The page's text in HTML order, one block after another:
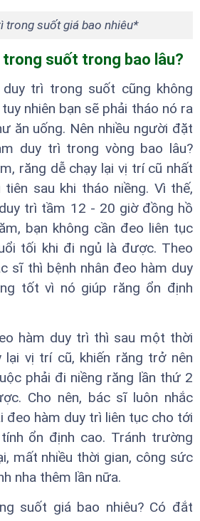
trong suốt giá bao nhiêu*
suốt trong bao lâu?
trì trong suốt cũng không
nhiên bạn sẽ phải tháo nó ra
ăn uống. Nên nhiều người đặt
duy trì trong vòng bao lâu?
răng dễ chạy lại vị trí cũ nhất
sau khi tháo niềng. Vì thế,
trì tầm 12 - 20 giờ đồng hồ
bạn không cần đeo liên tục
tối khi đi ngủ là được. Theo
sĩ thì bệnh nhân đeo hàm duy
tốt vì nó giúp răng ổn định
hàm duy trì thì sau một thời
lại vị trí cũ, khiến răng trở nên
phải đi niềng răng lần thứ 2
Cho nên, bác sĩ luôn nhắc
đeo hàm duy trì liên tục cho tới
ổn định cao. Tránh trường
mất nhiều thời gian, công sức
nha thêm lần nữa.